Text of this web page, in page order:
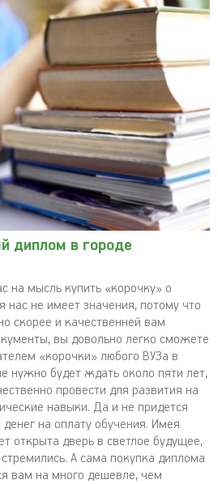
диплом в городе
на мысль купить «корочку» о
нас не имеет значения, потому что
скорее и качественней вам
вы довольно легко сможете
«корочки» любого ВУЗа в
нужно будет ждать около пяти лет,
провести для развития на
навыки. Да и не придется
на оплату обучения. Имея
открыта дверь в светлое будущее,
А сама покупка диплома
вам на много дешевле, чем